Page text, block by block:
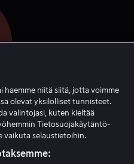
Ääni
haemme niitä siitä, jotta voimme
olevat yksilölliset tunnisteet.
valintojasi, kuten kieltää
Tietosuojakäytäntö-
vaikuta selaustietoihin.